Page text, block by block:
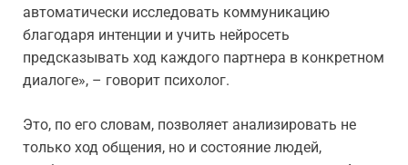
автоматически исследовать коммуникацию
благодаря интенции и учить нейросеть
предсказывать ход каждого партнера в конкретном
диалоге», – говорит психолог.
Это, по его словам, позволяет анализировать не
только ход общения, но и состояние людей,